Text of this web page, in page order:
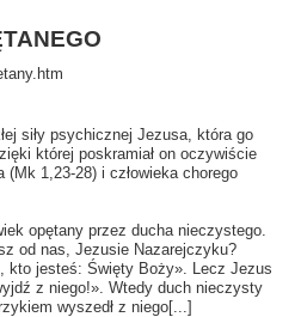
siły psychicznej Jezusa, która go
której poskramiał on oczywiście
1,23-28) i człowieka chorego
opętany przez ducha nieczystego.
od nas, Jezusie Nazarejczyku?
kto jesteś: Święty Boży». Lecz Jezus
z niego!». Wtedy duch nieczysty
wyszedł z niego[...]